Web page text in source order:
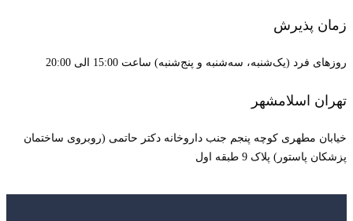
زمان پذیرش
روزهای فرد (یک‌شنبه، سه‌شنبه و پنج‌شنبه) ساعت 15:00 الی 20:00
تهران اسلامشهر
خیابان مطهری کوچه پنجم جنب داروخانه دکتر حاتمی (روبروی ساختمان
پزشکان پاستور) پلاک 9 طبقه اول